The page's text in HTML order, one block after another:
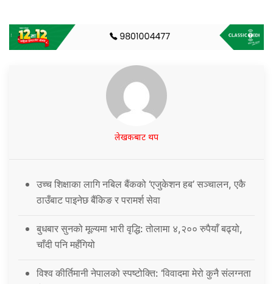
लेखकबाट थप
उच्च शिक्षाका लागि नबिल बैंकको ‘एजुकेशन हब’ सञ्चालन, एकै
ठाउँबाट पाइनेछ बैंकिङ र परामर्श सेवा
बुधबार सुनको मूल्यमा भारी वृद्धि: तोलामा ४,२०० रुपैयाँ बढ्यो,
चाँदी पनि महँगियो
विश्व कीर्तिमानी नेपालको स्पष्टोक्ति: ‘विवादमा मेरो कुनै संलग्नता